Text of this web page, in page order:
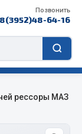
Позвонить
8(3952)48-64-16
рессоры МАЗ